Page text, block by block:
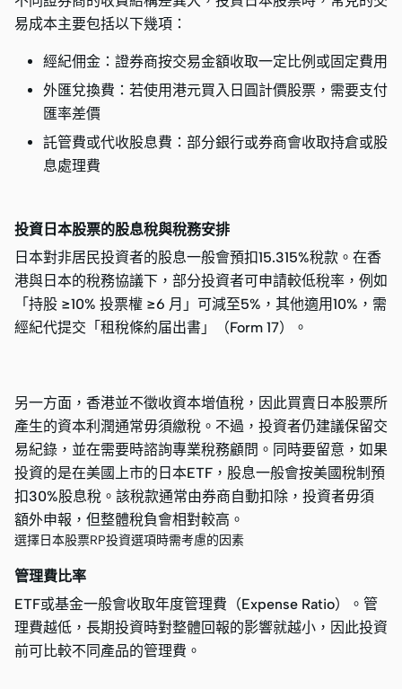
易成本主要包括以下幾項：
經紀佣金：證券商按交易金額收取一定比例或固定費用
外匯兌換費：若使用港元買入日圓計價股票，需要支付
匯率差價
託管費或代收股息費：部分銀行或券商會收取持倉或股
息處理費
投資日本股票的股息稅與稅務安排
日本對非居民投資者的股息一般會預扣15.315%稅款。在香
港與日本的稅務協議下，部分投資者可申請較低稅率，例如
「持股 ≥10% 投票權 ≥6 月」可減至5%，其他適用10%，需
經紀代提交「租稅條約届出書」（Form 17）。
另一方面，香港並不徵收資本增值稅，因此買賣日本股票所
產生的資本利潤通常毋須繳稅。不過，投資者仍建議保留交
易紀錄，並在需要時諮詢專業稅務顧問。同時要留意，如果
投資的是在美國上市的日本ETF，股息一般會按美國稅制預
扣30%股息稅。該稅款通常由券商自動扣除，投資者毋須
額外申報，但整體稅負會相對較高。
選擇日本股票RP投資選項時需考慮的因素
管理費比率
ETF或基金一般會收取年度管理費（Expense Ratio）。管
理費越低，長期投資時對整體回報的影響就越小，因此投資
前可比較不同產品的管理費。